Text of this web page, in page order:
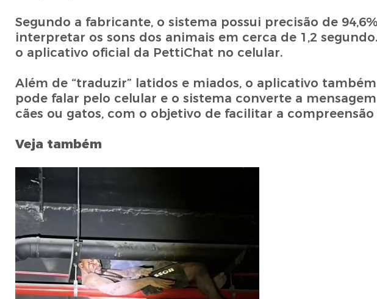
Segundo a fabricante, o sistema possui precisão de
interpretar os sons dos animais em cerca de 1,2
o aplicativo oficial da PettiChat no celular.
Além de “traduzir” latidos e miados, o aplicativo
pode falar pelo celular e o sistema converte a
cães ou gatos, com o objetivo de facilitar a
Veja também